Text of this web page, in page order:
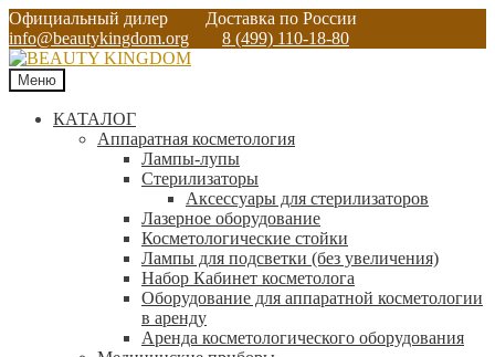
Официальный дилер
Доставка по России
info@beautykingdom.org
8 (499) 110-18-80
Меню
КАТАЛОГ
Аппаратная косметология
Лампы-лупы
Стерилизаторы
Аксессуары для стерилизаторов
Лазерное оборудование
Косметологические стойки
Лампы для подсветки (без увеличения)
Набор Кабинет косметолога
Оборудование для аппаратной косметологии
в аренду
Аренда косметологического оборудования